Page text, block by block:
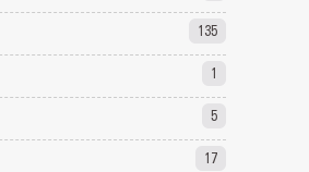
135
1
5
17